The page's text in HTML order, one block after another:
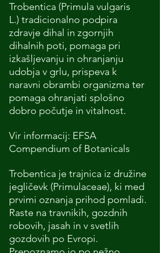
Trobentica (Primula vulgaris
L.) tradicionalno podpira
zdravje dihal in zgornjih
dihalnih poti, pomaga pri
izkašljevanju in ohranjanju
udobja v grlu, prispeva k
naravni obrambi organizma ter
pomaga ohranjati splošno
dobro počutje in vitalnost.
Vir informacij: EFSA
Compendium of Botanicals
Trobentica je trajnica iz družine
jegličevk (Primulaceae), ki med
prvimi oznanja prihod pomladi.
Raste na travnikih, gozdnih
robovih, jasah in v svetlih
gozdovih po Evropi.